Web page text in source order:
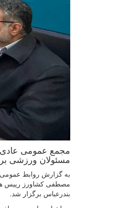
مجمع عمومی عادی
مسئولان ورزشی
به گزارش روابط
مصطفی کشاورز رییس
بندرعباس برگزار شد.